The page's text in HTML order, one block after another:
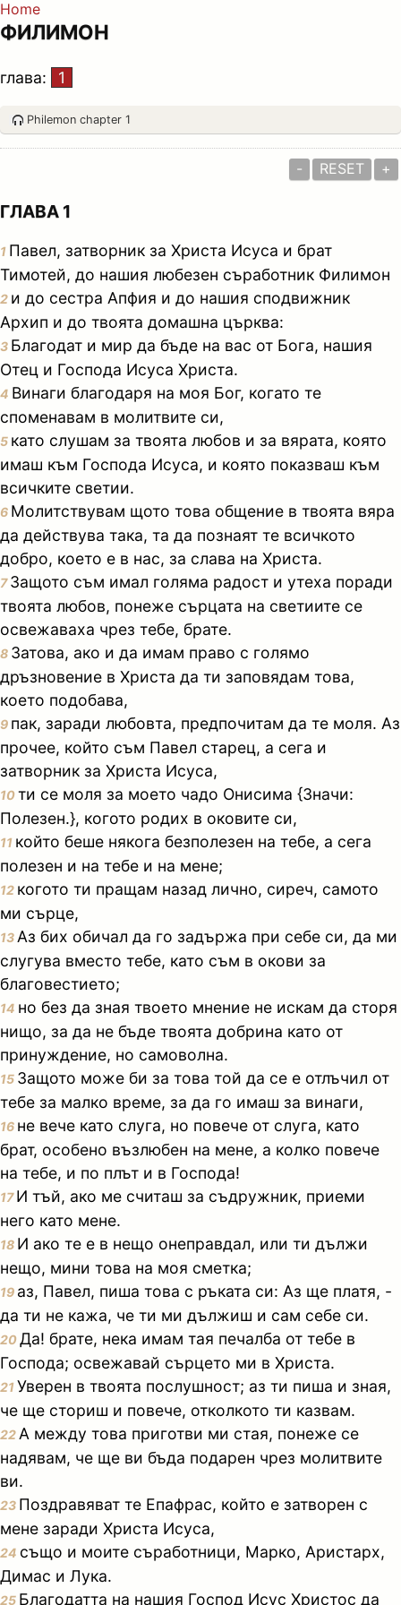
Home
ФИЛИМОН
глава: 1
Philemon chapter 1
- RESET +
ГЛАВА 1
1 Павел, затворник за Христа Исуса и брат
Тимотей, до нашия любезен съработник Филимон
2 и до сестра Апфия и до нашия сподвижник
Архип и до твоята домашна църква:
3 Благодат и мир да бъде на вас от Бога, нашия
Отец и Господа Исуса Христа.
4 Винаги благодаря на моя Бог, когато те
споменавам в молитвите си,
5 като слушам за твоята любов и за вярата, която
имаш към Господа Исуса, и която показваш към
всичките светии.
6 Молитствувам щото това общение в твоята вяра
да действува така, та да познаят те всичкото
добро, което е в нас, за слава на Христа.
7Защото съм имал голяма радост и утеха поради
твоята любов, понеже сърцата на светиите се
освежаваха чрез тебе, брате.
8 Затова, ако и да имам право с голямо
дръзновение в Христа да ти заповядам това,
което подобава,
9 пак, заради любовта, предпочитам да те моля. Аз
прочее, който съм Павел старец, а сега и
затворник за Христа Исуса,
10ти се моля за моето чадо Онисима {Значи:
Полезен.}, когото родих в оковите си,
11 който беше някога безполезен на тебе, а сега
полезен и на тебе и на мене;
12 когото ти пращам назад лично, сиреч, самото
ми сърце,
13 Аз бих обичал да го задържа при себе си, да ми
слугува вместо тебе, като съм в окови за
благовестието;
14 но без да зная твоето мнение не искам да сторя
нищо, за да не бъде твоята добрина като от
принуждение, но самоволна.
15 Защото може би за това той да се е отлъчил от
тебе за малко време, за да го имаш за винаги,
16 не вече като слуга, но повече от слуга, като
брат, особено възлюбен на мене, а колко повече
на тебе, и по плът и в Господа!
17И тъй, ако ме считаш за съдружник, приеми
него като мене.
18 И ако те е в нещо онеправдал, или ти дължи
нещо, мини това на моя сметка;
19 аз, Павел, пиша това с ръката си: Аз ще платя, -
да ти не кажа, че ти ми дължиш и сам себе си.
20Да! брате, нека имам тая печалба от тебе в
Господа; освежавай сърцето ми в Христа.
21Уверен в твоята послушност; аз ти пиша и зная,
че ще сториш и повече, отколкото ти казвам.
22 А между това приготви ми стая, понеже се
надявам, че ще ви бъда подарен чрез молитвите
ви.
23 Поздравяват те Епафрас, който е затворен с
мене заради Христа Исуса,
24 също и моите съработници, Марко, Аристарх,
Димас и Лука.
25 Благодатта на нашия Господ Исус Христос да